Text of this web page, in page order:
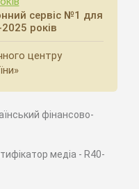
сервіс №1 для
років
центру
фінансово-
медіа - R40-